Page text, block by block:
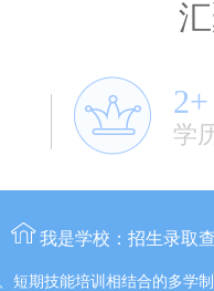
2+
学
我是学校： 招生录取
短期技能培训相结合的多学